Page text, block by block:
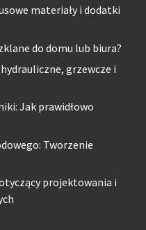
materiały i dodatki
do domu lub biura?
grzewcze i
Jak prawidłowo
Tworzenie
projektowania i